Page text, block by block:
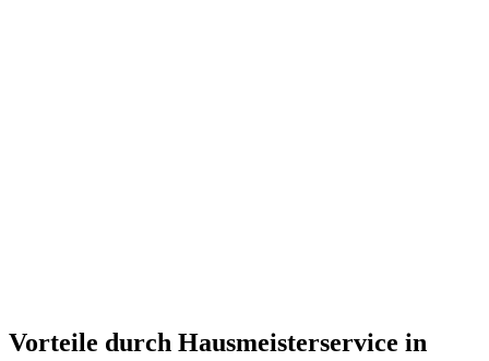
Vorteile durch Hausmeisterservice in